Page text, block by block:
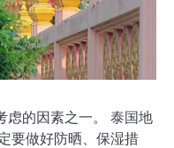
虑的因素之一。 泰国地
要做好防晒、保湿措